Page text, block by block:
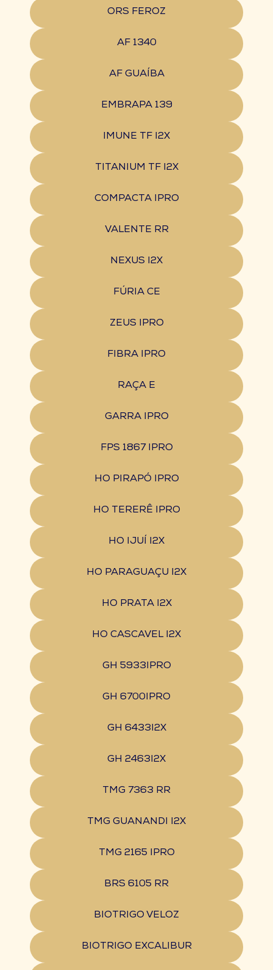
ORS FEROZ
AF 1340
AF GUAÍBA
EMBRAPA 139
IMUNE TF I2X
TITANIUM TF I2X
COMPACTA IPRO
VALENTE RR
NEXUS I2X
FÚRIA CE
ZEUS IPRO
FIBRA IPRO
RAÇA E
GARRA IPRO
FPS 1867 IPRO
HO PIRAPÓ IPRO
HO TERERÊ IPRO
HO IJUÍ I2X
HO PARAGUAÇU I2X
HO PRATA I2X
HO CASCAVEL I2X
GH 5933IPRO
GH 6700IPRO
GH 6433I2X
GH 2463I2X
TMG 7363 RR
TMG GUANANDI I2X
TMG 2165 IPRO
BRS 6105 RR
BIOTRIGO VELOZ
BIOTRIGO EXCALIBUR